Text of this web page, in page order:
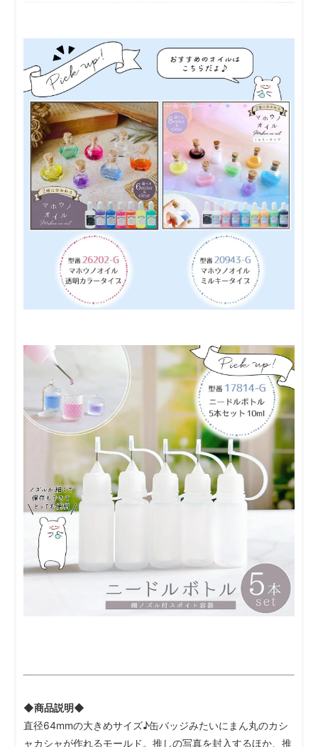
◆商品説明◆
直径64mmの大きめサイズ♪缶バッジみたいにまん丸のカシ
ャカシャが作れるモールド。推しの写真を封入するほか、推